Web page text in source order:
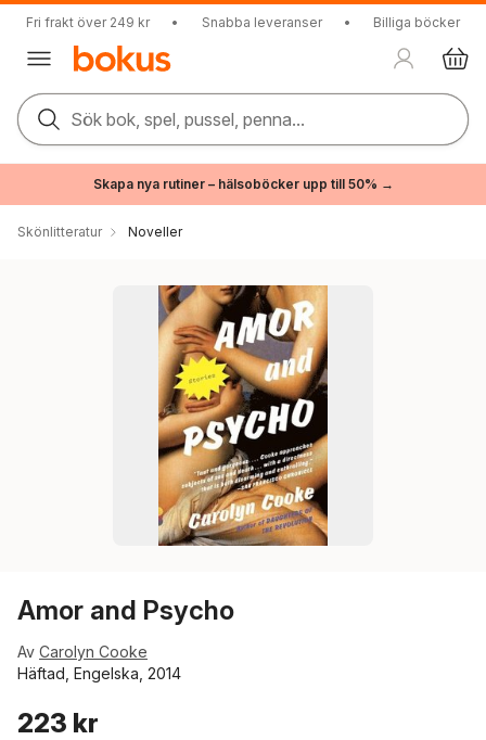
Fri frakt över 249 kr • Snabba leveranser • Billiga böcker
Sök bok, spel, pussel, penna...
Skapa nya rutiner – hälsoböcker upp till 50% →
Skönlitteratur Noveller
Amor and Psycho
Av Carolyn Cooke
Häftad, Engelska, 2014
223 kr